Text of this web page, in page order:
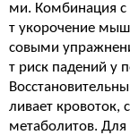
ми. Комбинация
т укорочение
совыми
т риск падений у
ливает кровоток,
метаболитов.